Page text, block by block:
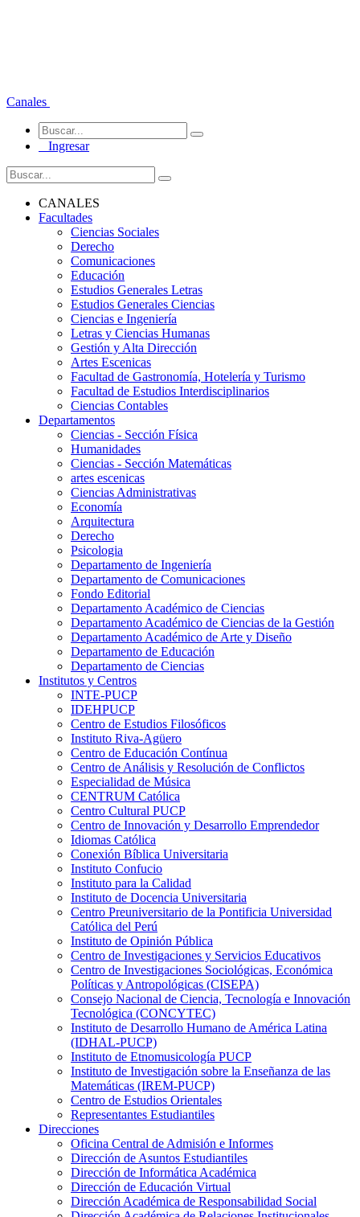
Canales
Ingresar
CANALES
Facultades
Ciencias Sociales
Derecho
Comunicaciones
Educación
Estudios Generales Letras
Estudios Generales Ciencias
Ciencias e Ingeniería
Letras y Ciencias Humanas
Gestión y Alta Dirección
Artes Escenicas
Facultad de Gastronomía, Hotelería y Turismo
Facultad de Estudios Interdisciplinarios
Ciencias Contables
Departamentos
Ciencias - Sección Física
Humanidades
Ciencias - Sección Matemáticas
artes escenicas
Ciencias Administrativas
Economía
Arquitectura
Derecho
Psicologia
Departamento de Ingeniería
Departamento de Comunicaciones
Fondo Editorial
Departamento Académico de Ciencias
Departamento Académico de Ciencias de la Gestión
Departamento Académico de Arte y Diseño
Departamento de Educación
Departamento de Ciencias
Institutos y Centros
INTE-PUCP
IDEHPUCP
Centro de Estudios Filosóficos
Instituto Riva-Agüero
Centro de Educación Contínua
Centro de Análisis y Resolución de Conflictos
Especialidad de Música
CENTRUM Católica
Centro Cultural PUCP
Centro de Innovación y Desarrollo Emprendedor
Idiomas Católica
Conexión Bíblica Universitaria
Instituto Confucio
Instituto para la Calidad
Instituto de Docencia Universitaria
Centro Preuniversitario de la Pontificia Universidad
Católica del Perú
Instituto de Opinión Pública
Centro de Investigaciones y Servicios Educativos
Centro de Investigaciones Sociológicas, Económica
Políticas y Antropológicas (CISEPA)
Consejo Nacional de Ciencia, Tecnología e Innovación
Tecnológica (CONCYTEC)
Instituto de Desarrollo Humano de América Latina
(IDHAL-PUCP)
Instituto de Etnomusicología PUCP
Instituto de Investigación sobre la Enseñanza de las
Matemáticas (IREM-PUCP)
Centro de Estudios Orientales
Representantes Estudiantiles
Direcciones
Oficina Central de Admisión e Informes
Dirección de Asuntos Estudiantiles
Dirección de Informática Académica
Dirección de Educación Virtual
Dirección Académica de Responsabilidad Social